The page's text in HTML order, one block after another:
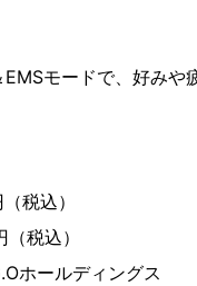
モードで、好みや
税込）
税込）
ホールディングス